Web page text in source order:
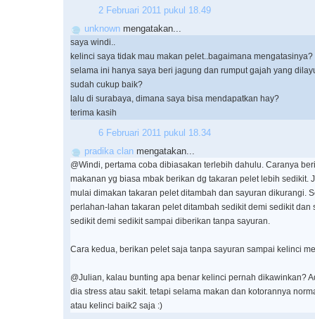
2 Februari 2011 pukul 18.49
unknown mengatakan...
saya windi..
kelinci saya tidak mau makan pelet..bagaimana mengatasinya?
selama ini hanya saya beri jagung dan rumput gajah yang
sudah cukup baik?
lalu di surabaya, dimana saya bisa mendapatkan hay?
terima kasih
6 Februari 2011 pukul 18.34
pradika clan mengatakan...
@Windi, pertama coba dibiasakan terlebih dahulu. Caranya
makanan yg biasa mbak berikan dg takaran pelet lebih sedikit.
mulai dimakan takaran pelet ditambah dan sayuran dikurangi.
perlahan-lahan takaran pelet ditambah sedikit demi sedikit dan
sedikit demi sedikit sampai diberikan tanpa sayuran.
Cara kedua, berikan pelet saja tanpa sayuran sampai kelinci
@Julian, kalau bunting apa benar kelinci pernah dikawinkan?
dia stress atau sakit. tetapi selama makan dan kotorannya
atau kelinci baik2 saja :)